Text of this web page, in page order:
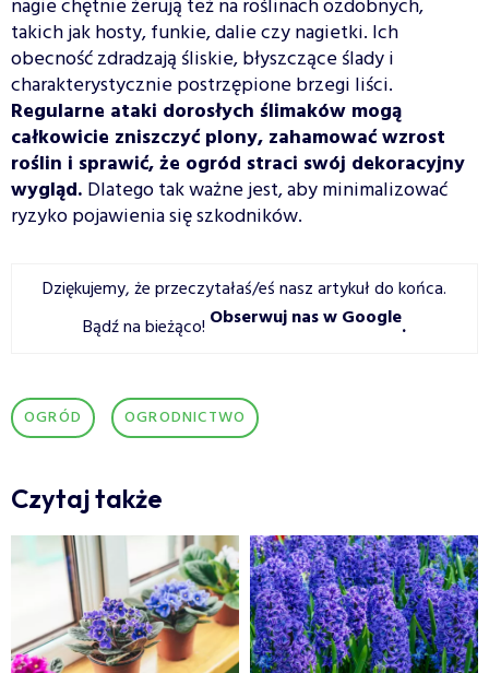
nagie chętnie żerują też na roślinach ozdobnych,
takich jak hosty, funkie, dalie czy nagietki. Ich
obecność zdradzają śliskie, błyszczące ślady i
charakterystycznie postrzępione brzegi liści.
Regularne ataki dorosłych ślimaków mogą
całkowicie zniszczyć plony, zahamować wzrost
roślin i sprawić, że ogród straci swój dekoracyjny
wygląd. Dlatego tak ważne jest, aby minimalizować
ryzyko pojawienia się szkodników.
Dziękujemy, że przeczytałaś/eś nasz artykuł do końca.
Bądź na bieżąco! Obserwuj nas w Google.
OGRÓD OGRODNICTWO
Czytaj także